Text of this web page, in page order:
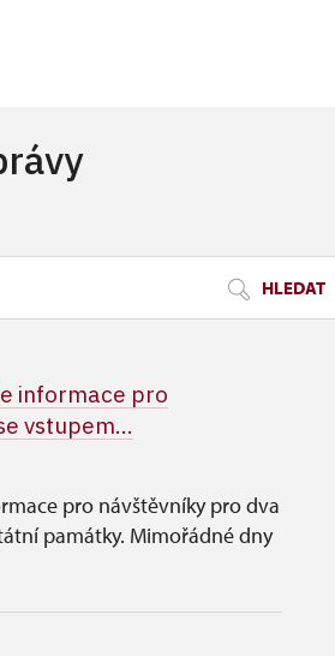
HLEDAT
informace pro
vstupem...
pro návštěvníky pro dva
památky. Mimořádné dny